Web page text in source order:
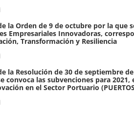
la Orden de 9 de octubre por la que
Empresariales Innovadoras,
Transformación y Resiliencia
la Resolución de 30 de septiembre
convoca las subvenciones para
en el Sector Portuario